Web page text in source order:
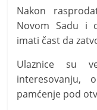
Nakon
Novom Sadu i
imati čast da
Ulaznice su
interesovanju,
pamćenje pod